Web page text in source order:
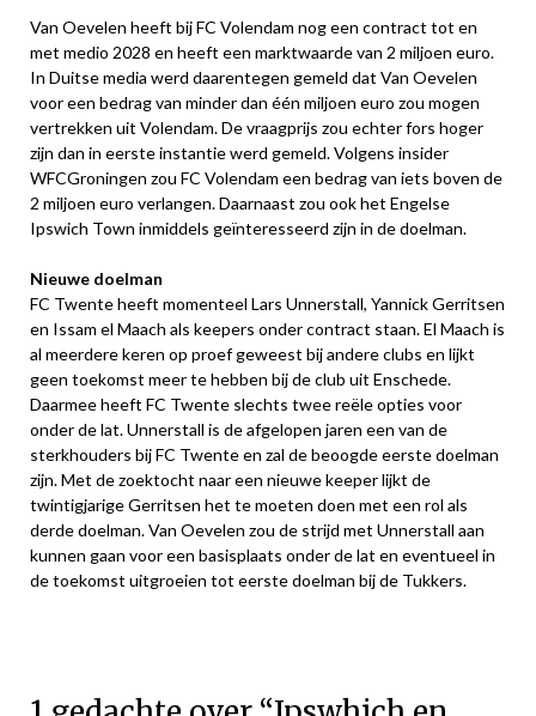
Van Oevelen heeft bij FC Volendam nog een contract tot en
met medio 2028 en heeft een marktwaarde van 2 miljoen euro.
In Duitse media werd daarentegen gemeld dat Van Oevelen
voor een bedrag van minder dan één miljoen euro zou mogen
vertrekken uit Volendam. De vraagprijs zou echter fors hoger
zijn dan in eerste instantie werd gemeld. Volgens insider
WFCGroningen zou FC Volendam een bedrag van iets boven de
2 miljoen euro verlangen. Daarnaast zou ook het Engelse
Ipswich Town inmiddels geïnteresseerd zijn in de doelman.
Nieuwe doelman
FC Twente heeft momenteel Lars Unnerstall, Yannick Gerritsen
en Issam el Maach als keepers onder contract staan. El Maach is
al meerdere keren op proef geweest bij andere clubs en lijkt
geen toekomst meer te hebben bij de club uit Enschede.
Daarmee heeft FC Twente slechts twee reële opties voor
onder de lat. Unnerstall is de afgelopen jaren een van de
sterkhouders bij FC Twente en zal de beoogde eerste doelman
zijn. Met de zoektocht naar een nieuwe keeper lijkt de
twintigjarige Gerritsen het te moeten doen met een rol als
derde doelman. Van Oevelen zou de strijd met Unnerstall aan
kunnen gaan voor een basisplaats onder de lat en eventueel in
de toekomst uitgroeien tot eerste doelman bij de Tukkers.